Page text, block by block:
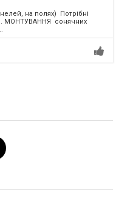
на полях) Потрібні
МОНТУВАННЯ сонячних